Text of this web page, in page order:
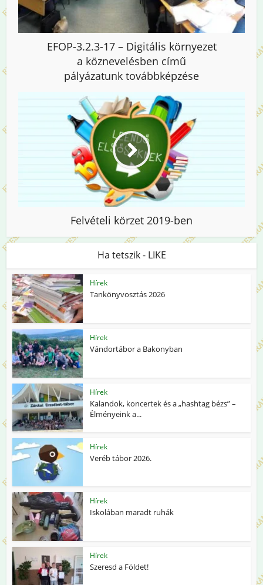
EFOP-3.2.3-17 – Digitális környezet
a köznevelésben című
pályázatunk továbbképzése
Felvételi körzet 2019-ben
Ha tetszik - LIKE
Hírek
Tankönyvosztás 2026
Hírek
Vándortábor a Bakonyban
Hírek
Kalandok, koncertek és a „hashtag bézs” –
Élményeink a...
Hírek
Veréb tábor 2026.
Hírek
Iskolában maradt ruhák
Hírek
Szeresd a Földet!